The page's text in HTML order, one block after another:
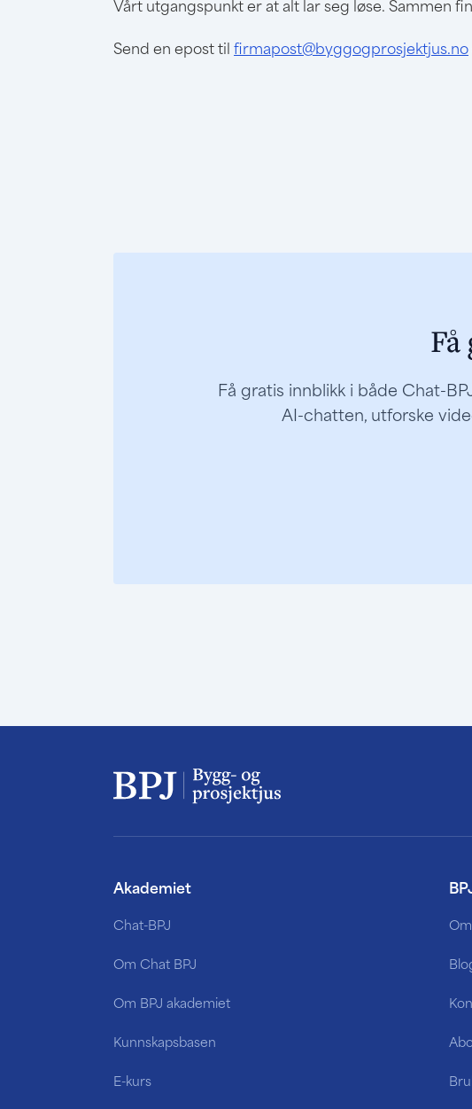
Vårt utgangspunkt er at alt lar seg løse. Sammen
Send en epost til firmapost@byggogprosjektjus.no
Få gratis innblikk i både Chat-
AI-chatten, utforske
Akademiet
Chat-BPJ
Om Chat BPJ
Om BPJ akademiet
Kunnskapsbasen
E-kurs